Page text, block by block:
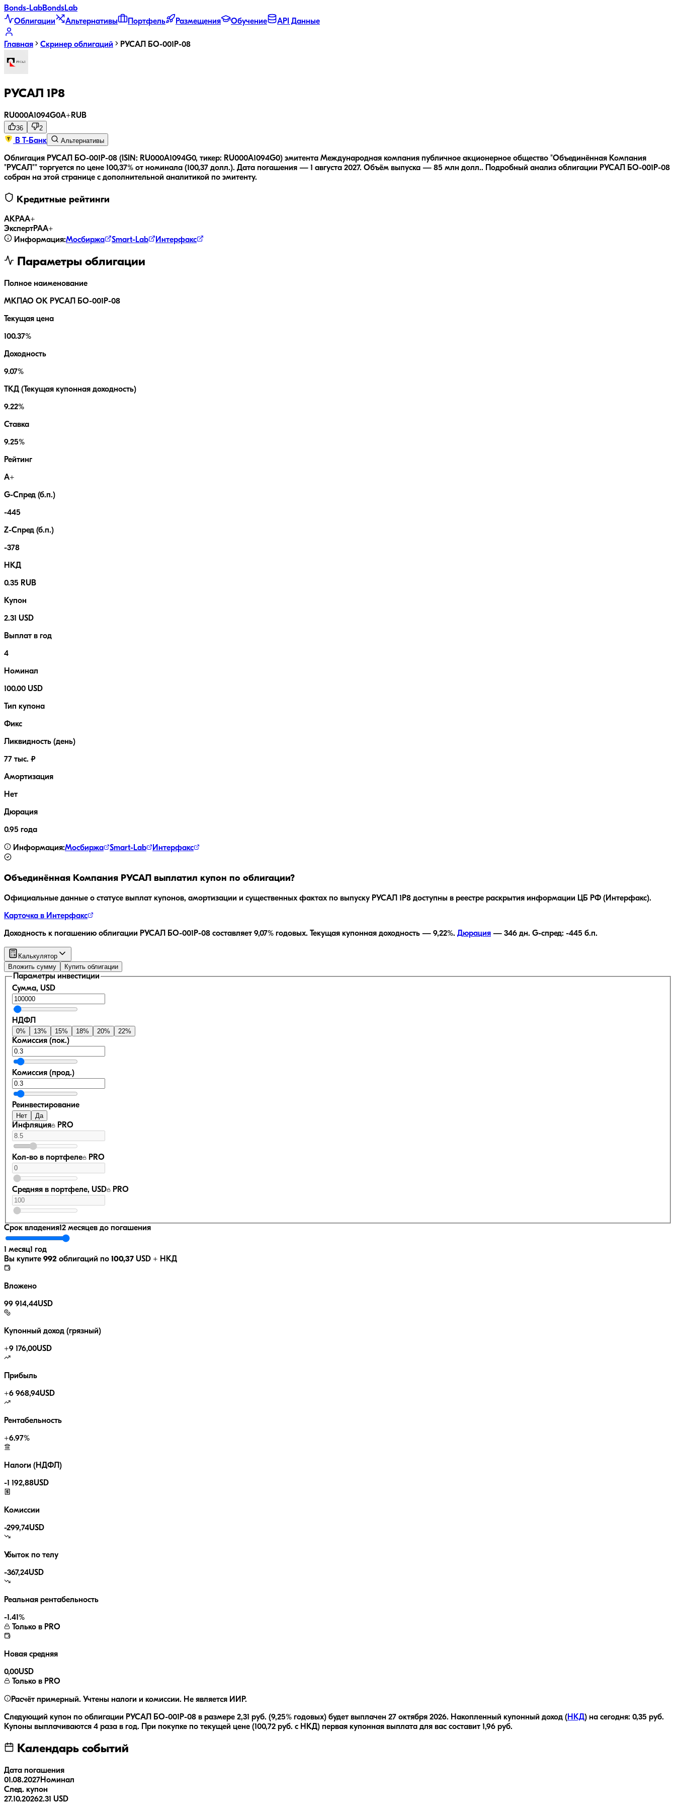
Bonds-LabBondsLab
Облигации
Альтернативы Портфель Размещения Обучение API Данные
Главная Скринер облигаций РУСАЛ БО-001P-08
РУСАЛ 1Р8
RU000A1094G0A+ RUB
36 2
В Т-Банк Альтернативы
Облигация РУСАЛ БО-001P-08 (ISIN: RU000A1094G0, тикер: RU000A1094G0) эмитента Международная компания публичное акционерное общество "Объединённая Компания
"РУСАЛ"" торгуется по цене 100,37% от номинала (100,37 долл.). Дата погашения — 1 августа 2027. Объём выпуска — 85 млн долл.. Подробный анализ облигации РУСАЛ БО-001P-08
собран на этой странице с дополнительной аналитикой по эмитенту.
Кредитные рейтинги
АКРАA+
ЭкспертРАA+
Информация:Мосбиржа Smart-Lab Интерфакс
Параметры облигации
Полное наименование
МКПАО ОК РУСАЛ БО-001P-08
Текущая цена
100.37%
Доходность
9.07%
ТКД (Текущая купонная доходность)
9.22%
Ставка
9.25%
Рейтинг
A+
G-Спред (б.п.)
-445
Z-Спред (б.п.)
-378
НКД
0.35 RUB
Купон
2.31 USD
Выплат в год
4
Номинал
100.00 USD
Тип купона
Фикс
Ликвидность (день)
77 тыс. ₽
Амортизация
Нет
Дюрация
0.95 года
Информация:Мосбиржа Smart-Lab Интерфакс
Объединённая Компания РУСАЛ выплатил купон по облигации?
Официальные данные о статусе выплат купонов, амортизации и существенных фактах по выпуску РУСАЛ 1Р8 доступны в реестре раскрытия информации ЦБ РФ (Интерфакс).
Карточка в Интерфакс
Доходность к погашению облигации РУСАЛ БО-001P-08 составляет 9,07% годовых. Текущая купонная доходность — 9,22%. Дюрация — 346 дн. G-спред: -445 б.п.
Калькулятор
Вложить сумму
Купить облигации
Параметры инвестиции
Сумма, USD
НДФЛ
0% 13% 15% 18% 20% 22%
Комиссия (пок.)
Комиссия (прод.)
Реинвестирование
Нет Да
Инфляция PRO
Кол-во в портфеле PRO
Средняя в портфеле, USD PRO
Срок владения12 месяцев до погашения
1 месяц1 год
Вы купите 992 облигаций по 100,37 USD + НКД
Вложено
99 914,44USD
Купонный доход (грязный)
+9 176,00USD
Прибыль
+6 968,94USD
Рентабельность
+6.97%
Налоги (НДФЛ)
-1 192,88USD
Комиссии
-299,74USD
Убыток по телу
-367,24USD
Реальная рентабельность
-1.41%
Только в PRO
Новая средняя
0,00USD
Только в PRO
Расчёт примерный. Учтены налоги и комиссии. Не является ИИР.
Следующий купон по облигации РУСАЛ БО-001P-08 в размере 2,31 руб. (9,25% годовых) будет выплачен 27 октября 2026. Накопленный купонный доход ( НКД) на сегодня: 0,35 руб.
Купоны выплачиваются 4 раза в год. При покупке по текущей цене (100,72 руб. с НКД) первая купонная выплата для вас составит 1,96 руб.
Календарь событий
Дата погашения
01.08.2027Номинал
След. купон
27.10.20262.31 USD